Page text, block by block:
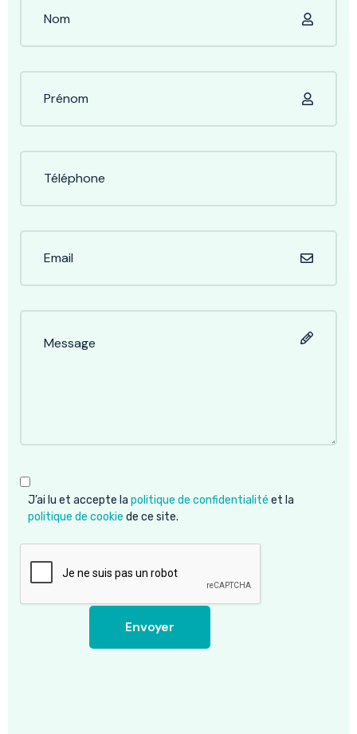
J’ai lu et accepte la politique de confidentialité et la
politique de cookie de ce site.